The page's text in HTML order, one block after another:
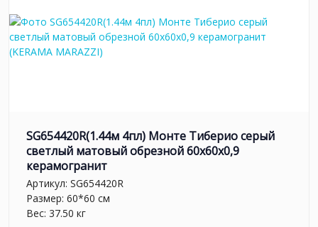
SG654420R(1.44м 4пл) Монте Тиберио серый
светлый матовый обрезной 60x60x0,9
керамогранит
Артикул: SG654420R
Размер: 60*60 см
Вес: 37.50 кг